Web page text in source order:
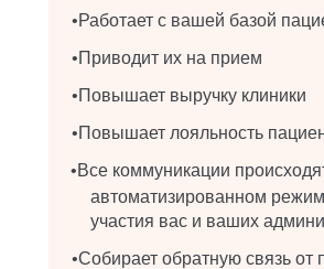
•Работает с вашей базой
•Приводит их на прием
•Повышает выручку клиники
•Повышает лояльность
•Все коммуникации
автоматизированном
участия вас и ваших
•Собирает обратную связь от